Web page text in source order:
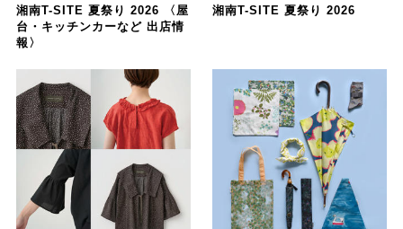
湘南T-SITE 夏祭り 2026 〈屋
台・キッチンカーなど 出店情
報〉
湘南T-SITE 夏祭り 2026